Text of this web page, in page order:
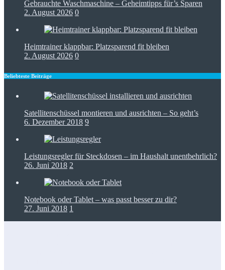
Gebrauchte Waschmaschine – Geheimtipps für’s Sparen
2. August 2026 0
Heimtrainer klappbar: Platzsparend fit bleiben
2. August 2026 0
Beliebteste Beiträge
Satellitenschüssel montieren und ausrichten – So geht’s
6. Dezember 2018 9
Leistungsregler für Steckdosen – im Haushalt unentbehrlich?
26. Juni 2018 2
Notebook oder Tablet – was passt besser zu dir?
27. Juni 2018 1